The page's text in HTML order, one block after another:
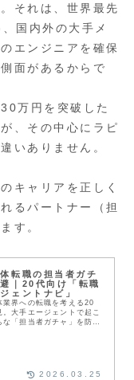
それは、世界最先
国内外の大手メ
エンジニアを確保
面があるからで
万円を突破した
、その中心にラピ
いありません。
キャリアを正しく
るパートナー（担
す。
転職の担当者ガチ
｜20代向け「転職
ェントナビ」
業界への転職を考える20
。大手エージェントで起こ
な「担当者ガチャ」を防ぐ
、利用条件を詳しく紹介。
2026.03.25